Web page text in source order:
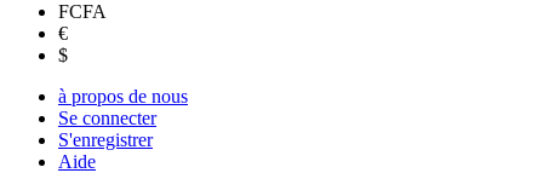
FCFA
€
$
à propos de nous
Se connecter
S'enregistrer
Aide